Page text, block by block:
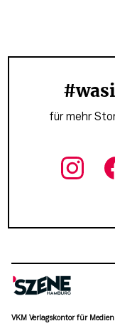
für mehr
VKM Verlagskontor für